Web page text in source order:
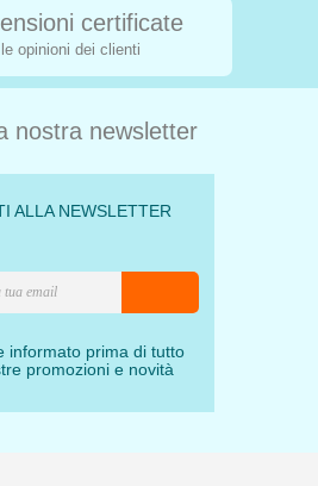
certificate
opinioni dei clienti
nostra newsletter
ALLA NEWSLETTER
informato prima di tutto
promozioni e novità